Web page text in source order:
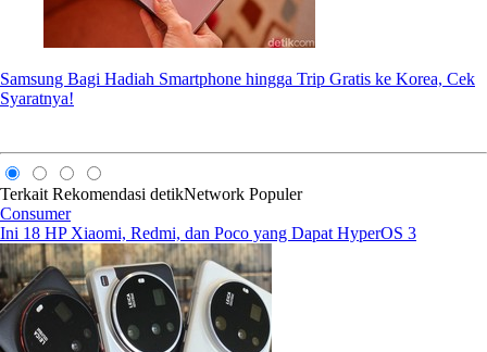
Samsung Bagi Hadiah Smartphone hingga Trip Gratis ke Korea, Cek
Syaratnya!
Terkait Rekomendasi detikNetwork Populer
Consumer
Ini 18 HP Xiaomi, Redmi, dan Poco yang Dapat HyperOS 3